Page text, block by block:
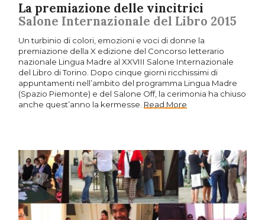
La premiazione delle vincitrici
Salone Internazionale del Libro 2015
Un turbinio di colori, emozioni e voci di donne la
premiazione della X edizione del Concorso letterario
nazionale Lingua Madre al XXVIII Salone Internazionale
del Libro di Torino. Dopo cinque giorni ricchissimi di
appuntamenti nell’ambito del programma Lingua Madre
(Spazio Piemonte) e del Salone Off, la cerimonia ha chiuso
anche quest’anno la kermesse. Read More